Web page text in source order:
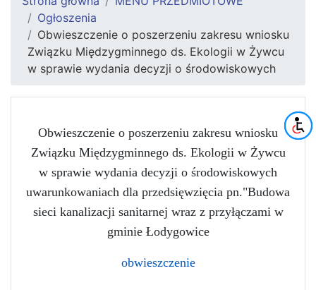
Ogłoszenia
Obwieszczenie o poszerzeniu zakresu wniosku
Związku Międzygminnego ds. Ekologii w Żywcu
w sprawie wydania decyzji o środowiskowych
Obwieszczenie o poszerzeniu zakresu wniosku
Związku Międzygminnego ds. Ekologii w Żywcu
w sprawie wydania decyzji o środowiskowych
uwarunkowaniach dla przedsięwzięcia pn."Budowa
sieci kanalizacji sanitarnej wraz z przyłączami w
gminie Łodygowice
obwieszczenie